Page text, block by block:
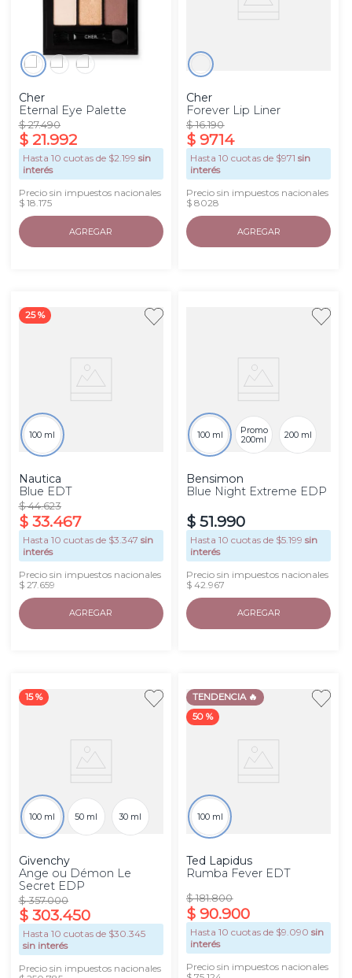
Cher
Eternal Eye Palette
$ 27.490
$ 21.992
Hasta 10 cuotas de $2.199 sin
interés
Precio sin impuestos nacionales
$ 18.175
AGREGAR
Cher
Forever Lip Liner
$ 16.190
$ 9714
Hasta10 cuotas de $971 sin
interés
Precio sin impuestos nacionales
$ 8028
AGREGAR
25 %
100 ml
Nautica
Blue EDT
$ 44.623
$ 33.467
Hasta 10 cuotas de $3.347 sin
interés
Precio sin impuestos nacionales
$ 27.659
AGREGAR
100 ml
Promo
200ml
200 ml
Bensimon
Blue Night Extreme EDP
$ 51.990
Hasta10 cuotas de $5.199 sin
interés
Precio sin impuestos nacionales
$ 42.967
AGREGAR
15 %
100 ml 50 ml 30 ml
Givenchy
Ange ou Démon Le
Secret EDP
$ 357.000
$ 303.450
Hasta 10 cuotas de $30.345
sin interés
Precio sin impuestos nacionales
TENDENCIA 🔥
50 %
100 ml
Ted Lapidus
Rumba Fever EDT
$ 181.800
$ 90.900
Hasta10 cuotas de $9.090 sin
interés
Precio sin impuestos nacionales